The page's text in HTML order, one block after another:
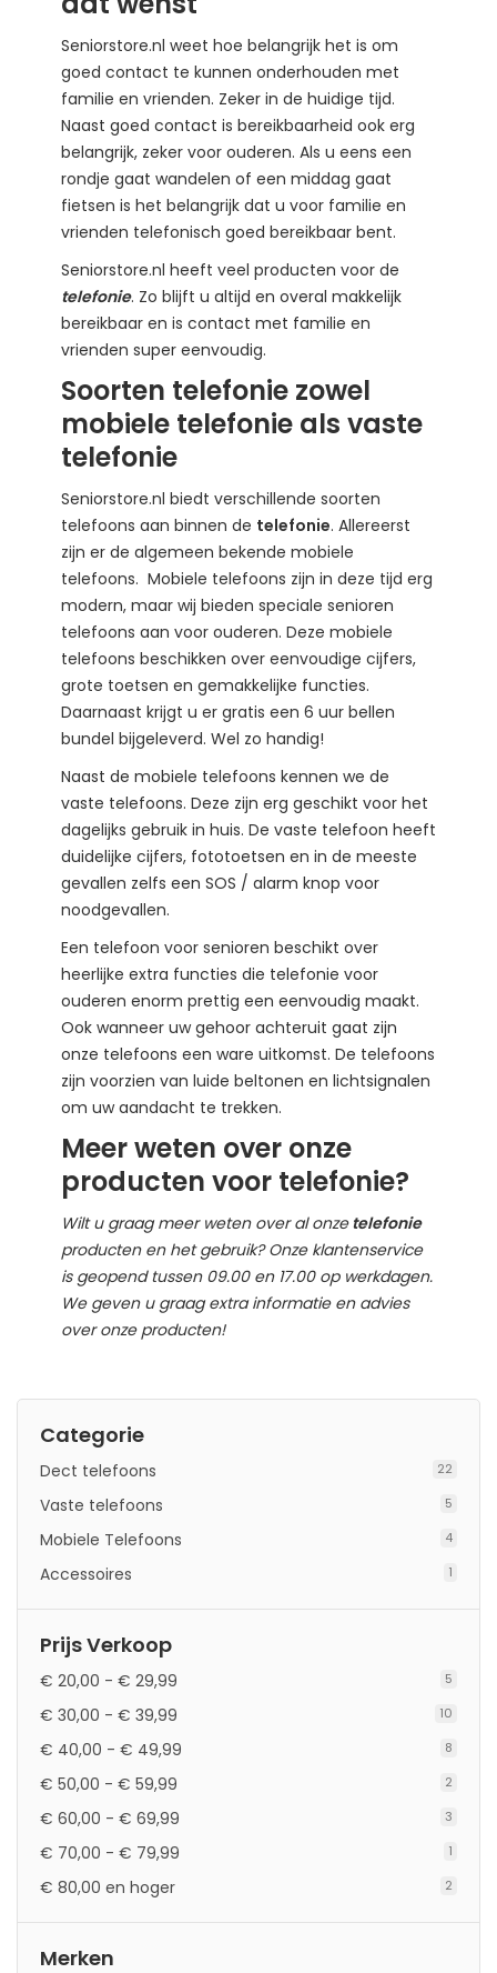
Seniorstore.nl weet hoe belangrijk het is om
goed contact te kunnen onderhouden met
familie en vrienden. Zeker in de huidige tijd.
Naast goed contact is bereikbaarheid ook erg
belangrijk, zeker voor ouderen. Als u eens een
rondje gaat wandelen of een middag gaat
fietsen is het belangrijk dat u voor familie en
vrienden telefonisch goed bereikbaar bent.
Seniorstore.nl heeft veel producten voor de
telefonie. Zo blijft u altijd en overal makkelijk
bereikbaar en is contact met familie en
vrienden super eenvoudig.
Soorten telefonie zowel
mobiele telefonie als vaste
telefonie
Seniorstore.nl biedt verschillende soorten
telefoons aan binnen de telefonie. Allereerst
zijn er de algemeen bekende mobiele
telefoons. Mobiele telefoons zijn in deze tijd erg
modern, maar wij bieden speciale senioren
telefoons aan voor ouderen. Deze mobiele
telefoons beschikken over eenvoudige cijfers,
grote toetsen en gemakkelijke functies.
Daarnaast krijgt u er gratis een 6 uur bellen
bundel bijgeleverd. Wel zo handig!
Naast de mobiele telefoons kennen we de
vaste telefoons. Deze zijn erg geschikt voor het
dagelijks gebruik in huis. De vaste telefoon heeft
duidelijke cijfers, fototoetsen en in de meeste
gevallen zelfs een SOS / alarm knop voor
noodgevallen.
Een telefoon voor senioren beschikt over
heerlijke extra functies die telefonie voor
ouderen enorm prettig een eenvoudig maakt.
Ook wanneer uw gehoor achteruit gaat zijn
onze telefoons een ware uitkomst. De telefoons
zijn voorzien van luide beltonen en lichtsignalen
om uw aandacht te trekken.
Meer weten over onze
producten voor telefonie?
Wilt u graag meer weten over al onzetelefonie
producten en het gebruik? Onze klantenservice
is geopend tussen 09.00 en 17.00 op werkdagen.
We geven u graag extra informatie en advies
over onze producten!
Categorie
Dect telefoons 22
Vaste telefoons 5
Mobiele Telefoons 4
Accessoires 1
Prijs Verkoop
€ 20,00 - € 29,99 5
€ 30,00 - € 39,99 10
€ 40,00 - € 49,99 8
€ 50,00 - € 59,99 2
€ 60,00 - € 69,99 3
€ 70,00 - € 79,99 1
€ 80,00 en hoger 2
Merken